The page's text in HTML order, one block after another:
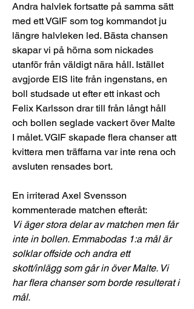
Andra halvlek fortsatte på samma sätt
med ett VGIF som tog kommandot ju
längre halvleken led. Bästa chansen
skapar vi på hörna som nickades
utanför från väldigt nära håll. Istället
avgjorde EIS lite från ingenstans, en
boll studsade ut efter ett inkast och
Felix Karlsson drar till från långt håll
och bollen seglade vackert över Malte
I målet. VGIF skapade flera chanser att
kvittera men träffarna var inte rena och
avsluten rensades bort.
En irriterad Axel Svensson
kommenterade matchen efteråt:
Vi äger stora delar av matchen men får
inte in bollen. Emmabodas 1:a mål är
solklar offside och andra ett
skott/inlägg som går in över Malte. Vi
har flera chanser som borde resulterat i
mål.